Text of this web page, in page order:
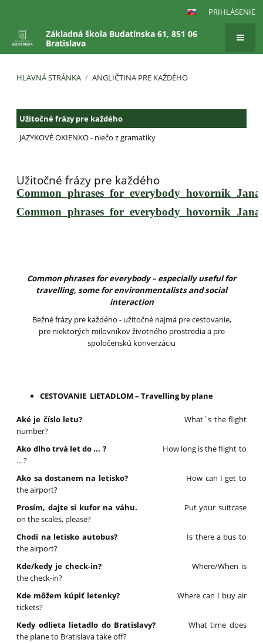
PRIHLÁSENIE
Základná škola Budatínska 61, 851 06
Bratislava
HLAVNÁ STRÁNKA / ANGLIČTINA PRE KAŽDÉHO
Angličtina
pre
každého
Užitočné frázy pre každého
JAZYKOVÉ OKIENKO - niečo z gramatiky
Užitočné frázy pre každého
Common phrases for everybody – especially useful for
travelling, some for environmentalists and social
interaction
Bežné frázy pre každého - užitočné najmä pre cestovanie,
pre niektorých milovníkov životného prostredia a pre
spoločenskú konverzáciu
CESTOVANIE LIETADLOM – Travelling by plane
Aké je číslo letu?What´s the flight
number?
Ako dlho trvá let do ... ? How long is the flight to
... ?
Ako sa dostanem na letisko? How can I get to
the airport?
Prosím, dajte si kufor na váhu. Put your suitcase
on the scales, please?
Chodí na letisko autobus? Is there a bus to
the airport?
Kde/kedy je check-in? Where/When is
the check-in?
Kde môžem kúpiť letenky? Where can I buy air
tickets?
Kedy odlieta lietadlo do Bratislavy? What time does
the plane to Bratislava take off?